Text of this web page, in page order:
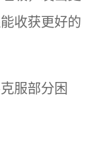
收获更好的
服部分困